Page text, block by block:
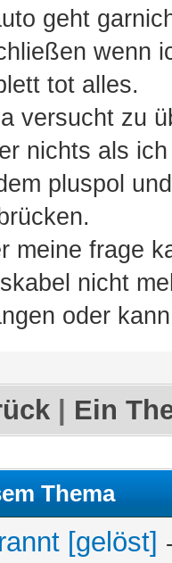
geht
wenn
tot alles.
versucht zu
nichts als
pluspol
meine frage
nicht
oder
Ein
Thema
[gelöst]